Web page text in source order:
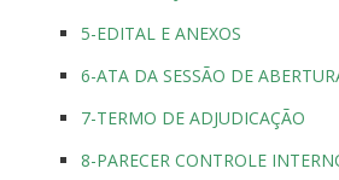
5-EDITAL E ANEXOS
6-ATA DA SESSÃO DE
7-TERMO DE ADJUDICAÇÃO
8-PARECER CONTROLE